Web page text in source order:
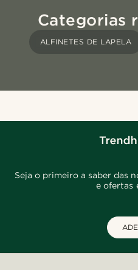
Categorias
ALFINETES DE LAPELA
Seja o primeiro a saber das
e ofertas